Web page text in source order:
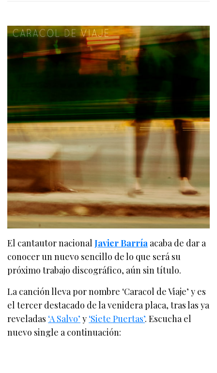
El cantautor nacionalJavier Barría acaba de dar a
conocer un nuevo sencillo de lo que será su
próximo trabajo discográfico, aún sin título.
La canción lleva por nombre ‘Caracol de Viaje’ y es
el tercer destacado de la venidera placa, tras las ya
reveladas ‘A Salvo’ y ‘Siete Puertas’. Escucha el
nuevo single a continuación: